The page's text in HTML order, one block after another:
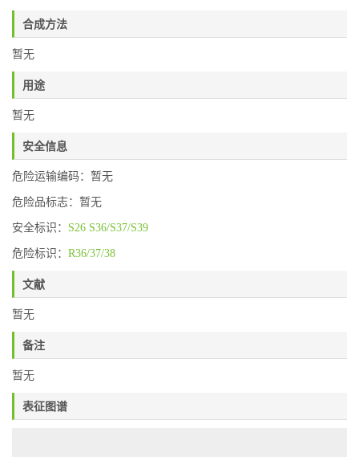
合成方法
暂无
用途
暂无
安全信息
危险运输编码：暂无
危险品标志：暂无
安全标识： S26 S36/S37/S39
危险标识： R36/37/38
文献
暂无
备注
暂无
表征图谱